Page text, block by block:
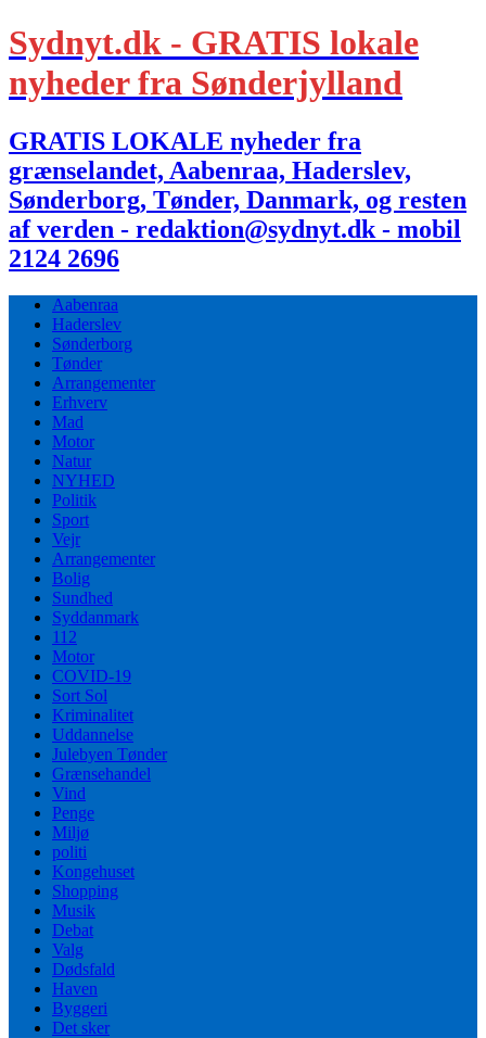
Sydnyt.dk - GRATIS lokale
nyheder fra Sønderjylland
GRATIS LOKALE nyheder fra
grænselandet, Aabenraa, Haderslev,
Sønderborg, Tønder, Danmark, og resten
af verden - redaktion@sydnyt.dk - mobil
2124 2696
Aabenraa
Haderslev
Sønderborg
Tønder
Arrangementer
Erhverv
Mad
Motor
Natur
NYHED
Politik
Sport
Vejr
Arrangementer
Bolig
Sundhed
Syddanmark
112
Motor
COVID-19
Sort Sol
Kriminalitet
Uddannelse
Julebyen Tønder
Grænsehandel
Vind
Penge
Miljø
politi
Kongehuset
Shopping
Musik
Debat
Valg
Dødsfald
Haven
Byggeri
Det sker